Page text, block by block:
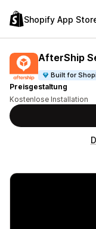
Shopify App
AfterShip
Built for
Preisgestaltung
Kostenlose Installation